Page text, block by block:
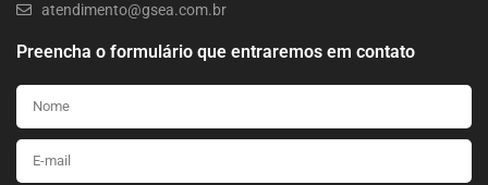
atendimento@gsea.com.br
Preencha o formulário que entraremos em contato